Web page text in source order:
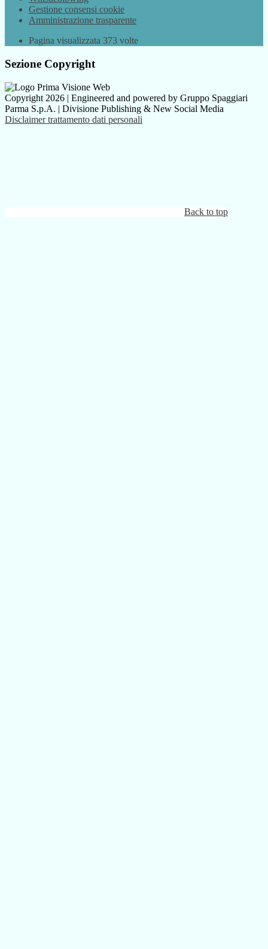
Gestione consensi cookie
Amministrazione trasparente
Pagina visualizzata 373 volte
Sezione Copyright
Copyright 2026 | Engineered and powered by Gruppo Spaggiari
Parma S.p.A. | Divisione Publishing & New Social Media
Disclaimer trattamento dati personali
Back to top